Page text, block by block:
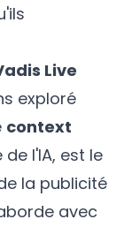
Live
exploré
context
l'IA, est le
la publicité
avec